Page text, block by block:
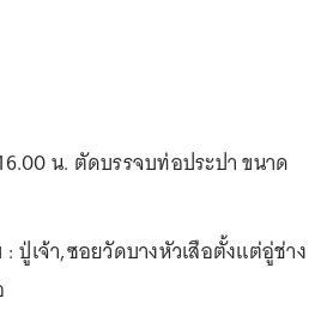
น. ตัดบรรจบท่อประปา ขนาด
ปู่เจ้า,ซอยวัดบางหัวเสือตั้งแต่อู่ช่าง